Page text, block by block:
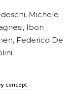
Michele
Ibon
Federico De
concept